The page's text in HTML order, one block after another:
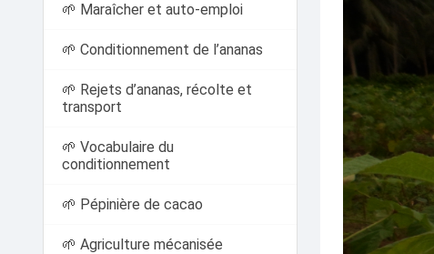
🌱 Maraîcher et auto-emploi
🌱 Conditionnement de l’ananas
🌱 Rejets d’ananas, récolte et
transport
🌱 Vocabulaire du
conditionnement
🌱 Pépinière de cacao
🌱 Agriculture mécanisée